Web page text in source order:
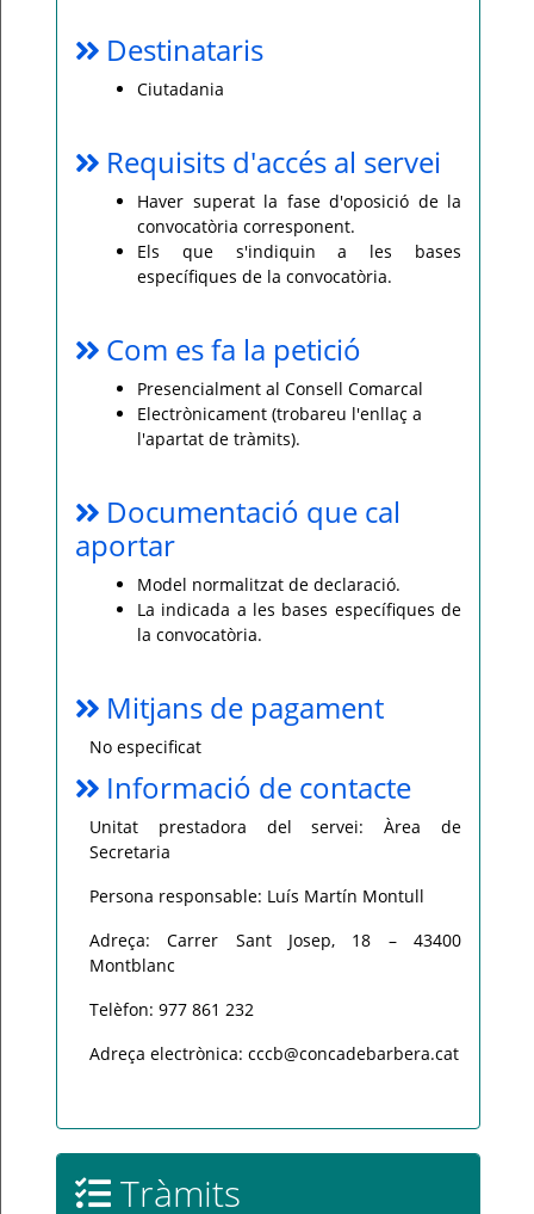
Destinataris
Ciutadania
Requisits d'accés al servei
Haver superat la fase d'oposició de la
convocatòria corresponent.
Els que s'indiquin a les bases
específiques de la convocatòria.
Com es fa la petició
Presencialment al Consell Comarcal
Electrònicament (trobareu l'enllaç a
l'apartat de tràmits).
Documentació que cal
aportar
Model normalitzat de declaració.
La indicada a les bases específiques de
la convocatòria.
Mitjans de pagament
No especificat
Informació de contacte
Unitat prestadora del servei: Àrea de
Secretaria
Persona responsable: Luís Martín Montull
Adreça: Carrer Sant Josep, 18 – 43400
Montblanc
Telèfon: 977 861 232
Adreça electrònica: cccb@concadebarbera.cat
Tràmits